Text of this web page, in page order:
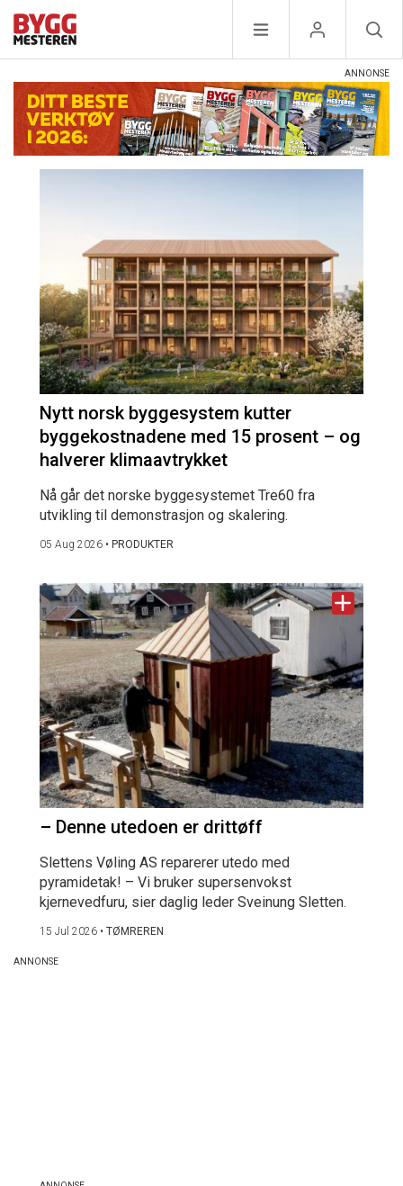
Nytt norsk byggesystem kutter
byggekostnadene med 15 prosent – og
halverer klimaavtrykket
Nå går det norske byggesystemet Tre60 fra
utvikling til demonstrasjon og skalering.
05 Aug 2026 • PRODUKTER
– Denne utedoen er drittøff
Slettens Vøling AS reparerer utedo med
pyramidetak! – Vi bruker supersenvokst
kjernevedfuru, sier daglig leder Sveinung Sletten.
15 Jul 2026 • TØMREREN